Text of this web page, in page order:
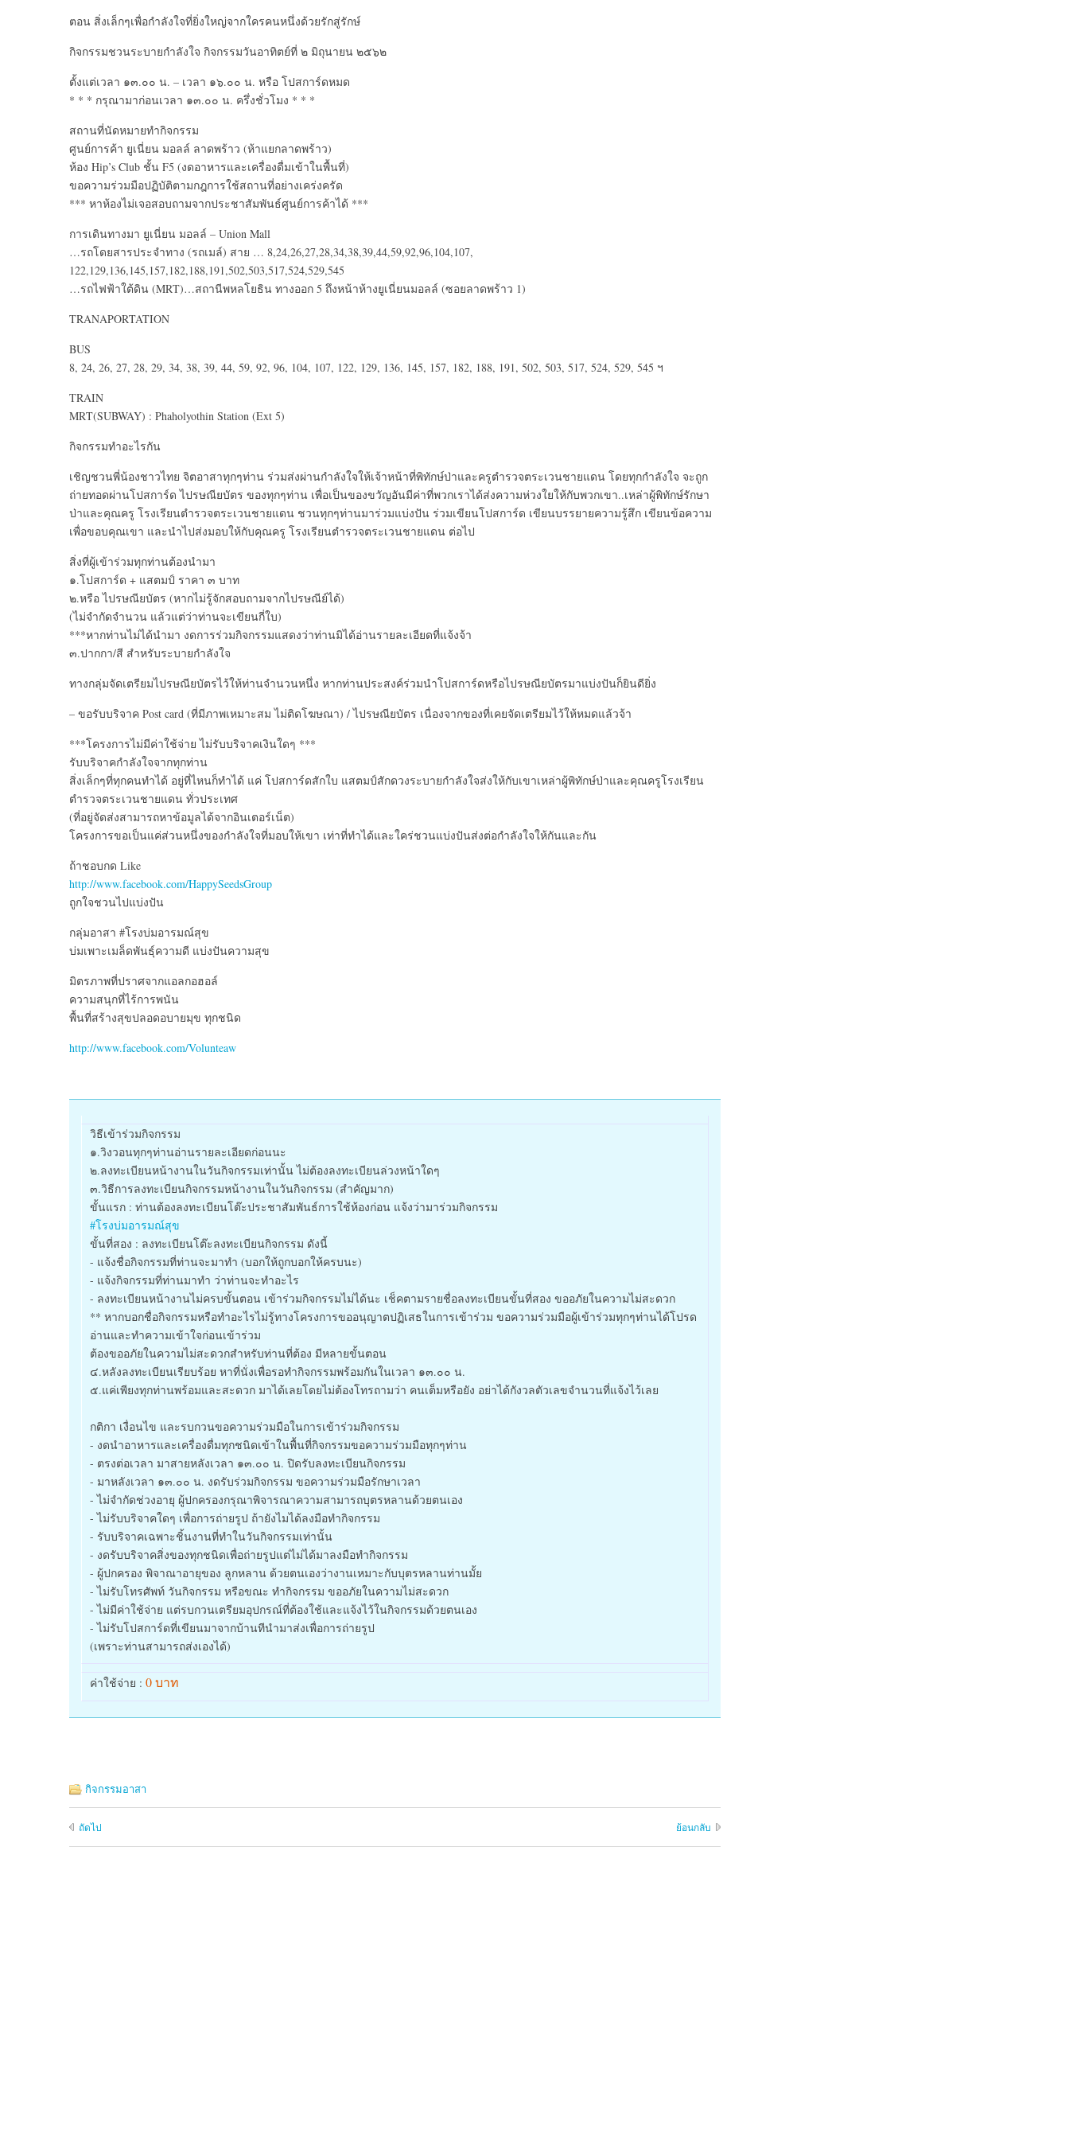
ตอน สิ่งเล็กๆเพื่อกำลังใจที่ยิ่งใหญ่จากใครคนหนึ่งด้วยรักสู่รักษ์
กิจกรรมชวนระบายกำลังใจ กิจกรรมวันอาทิตย์ที่ ๒ มิถุนายน ๒๕๖๒
ตั้งแต่เวลา ๑๓.๐๐ น. – เวลา ๑๖.๐๐ น. หรือ โปสการ์ดหมด
* * * กรุณามาก่อนเวลา ๑๓.๐๐ น. ครึ่งชั่วโมง * * *
สถานที่นัดหมายทำกิจกรรม
ศูนย์การค้า ยูเนี่ยน มอลล์ ลาดพร้าว (ห้าแยกลาดพร้าว)
ห้อง Hip’s Club ชั้น F5 (งดอาหารและเครื่องดื่มเข้าในพื้นที่)
ขอความร่วมมือปฏิบัติตามกฎการใช้สถานที่อย่างเคร่งครัด
*** หาห้องไม่เจอสอบถามจากประชาสัมพันธ์ศูนย์การค้าได้ ***
การเดินทางมา ยูเนี่ยน มอลล์ – Union Mall
…รถโดยสารประจำทาง (รถเมล์) สาย … 8,24,26,27,28,34,38,39,44,59,92,96,104,107,
122,129,136,145,157,182,188,191,502,503,517,524,529,545
…รถไฟฟ้าใต้ดิน (MRT)…สถานีพหลโยธิน ทางออก 5 ถึงหน้าห้างยูเนี่ยนมอลล์ (ซอยลาดพร้าว 1)
TRANAPORTATION
BUS
8, 24, 26, 27, 28, 29, 34, 38, 39, 44, 59, 92, 96, 104, 107, 122, 129, 136, 145, 157, 182, 188, 191, 502, 503, 517, 524, 529, 545 ฯ
TRAIN
MRT(SUBWAY) : Phaholyothin Station (Ext 5)
กิจกรรมทำอะไรกัน
เชิญชวนพี่น้องชาวไทย จิตอาสาทุกๆท่าน ร่วมส่งผ่านกำลังใจให้เจ้าหน้าที่พิทักษ์ป่าและครูตำรวจตระเวนชายแดน โดยทุกกำลังใจ จะถูก
ถ่ายทอดผ่านโปสการ์ด ไปรษณียบัตร ของทุกๆท่าน เพื่อเป็นของขวัญอันมีค่าที่พวกเราได้ส่งความห่วงใยให้กับพวกเขา..เหล่าผู้พิทักษ์รักษา
ป่าและคุณครู โรงเรียนตำรวจตระเวนชายแดน ชวนทุกๆท่านมาร่วมแบ่งปัน ร่วมเขียนโปสการ์ด เขียนบรรยายความรู้สึก เขียนข้อความ
เพื่อขอบคุณเขา และนำไปส่งมอบให้กับคุณครู โรงเรียนตำรวจตระเวนชายแดน ต่อไป
สิ่งที่ผู้เข้าร่วมทุกท่านต้องนำมา
๑.โปสการ์ด + แสตมป์ ราคา ๓ บาท
๒.หรือ ไปรษณียบัตร (หากไม่รู้จักสอบถามจากไปรษณีย์ได้)
(ไม่จำกัดจำนวน แล้วแต่ว่าท่านจะเขียนกี่ใบ)
***หากท่านไม่ได้นำมา งดการร่วมกิจกรรมแสดงว่าท่านมิได้อ่านรายละเอียดที่แจ้งจ้า
๓.ปากกา/สี สำหรับระบายกำลังใจ
ทางกลุ่มจัดเตรียมไปรษณียบัตรไว้ให้ท่านจำนวนหนึ่ง หากท่านประสงค์ร่วมนำโปสการ์ดหรือไปรษณียบัตรมาแบ่งปันก็ยินดียิ่ง
– ขอรับบริจาค Post card (ที่มีภาพเหมาะสม ไม่ติดโฆษณา) / ไปรษณียบัตร เนื่องจากของที่เคยจัดเตรียมไว้ให้หมดแล้วจ้า
***โครงการไม่มีค่าใช้จ่าย ไม่รับบริจาคเงินใดๆ ***
รับบริจาคกำลังใจจากทุกท่าน
สิ่งเล็กๆที่ทุกคนทำได้ อยู่ที่ไหนก็ทำได้ แค่ โปสการ์ดสักใบ แสตมป์สักดวงระบายกำลังใจส่งให้กับเขาเหล่าผู้พิทักษ์ป่าและคุณครูโรงเรียน
ตำรวจตระเวนชายแดน ทั่วประเทศ
(ที่อยู่จัดส่งสามารถหาข้อมูลได้จากอินเตอร์เน็ต)
โครงการขอเป็นแค่ส่วนหนึ่งของกำลังใจที่มอบให้เขา เท่าที่ทำได้และใคร่ชวนแบ่งปันส่งต่อกำลังใจให้กันและกัน
ถ้าชอบกด Like
http://www.facebook.com/HappySeedsGroup
ถูกใจชวนไปแบ่งปัน
กลุ่มอาสา #โรงบ่มอารมณ์สุข
บ่มเพาะเมล็ดพันธุ์ความดี แบ่งปันความสุข
มิตรภาพที่ปราศจากแอลกอฮอล์
ความสนุกที่ไร้การพนัน
พื้นที่สร้างสุขปลอดอบายมุข ทุกชนิด
http://www.facebook.com/Volunteaw
วิธีเข้าร่วมกิจกรรม
๑.วิงวอนทุกๆท่านอ่านรายละเอียดก่อนนะ
๒.ลงทะเบียนหน้างานในวันกิจกรรมเท่านั้น ไม่ต้องลงทะเบียนล่วงหน้าใดๆ
๓.วิธีการลงทะเบียนกิจกรรมหน้างานในวันกิจกรรม (สำคัญมาก)
ขั้นแรก : ท่านต้องลงทะเบียนโต๊ะประชาสัมพันธ์การใช้ห้องก่อน แจ้งว่ามาร่วมกิจกรรม
#โรงบ่มอารมณ์สุข
ขั้นที่สอง : ลงทะเบียนโต๊ะลงทะเบียนกิจกรรม ดังนี้
- แจ้งชื่อกิจกรรมที่ท่านจะมาทำ (บอกให้ถูกบอกให้ครบนะ)
- แจ้งกิจกรรมที่ท่านมาทำ ว่าท่านจะทำอะไร
- ลงทะเบียนหน้างานไม่ครบขั้นตอน เข้าร่วมกิจกรรมไม่ได้นะ เช็คตามรายชื่อลงทะเบียนขั้นที่สอง ขออภัยในความไม่สะดวก
** หากบอกชื่อกิจกรรมหรือทำอะไรไม่รู้ทางโครงการขออนุญาตปฏิเสธในการเข้าร่วม ขอความร่วมมือผู้เข้าร่วมทุกๆท่านได้โปรด
อ่านและทำความเข้าใจก่อนเข้าร่วม
ต้องขออภัยในความไม่สะดวกสำหรับท่านที่ต้อง มีหลายขั้นตอน
๔.หลังลงทะเบียนเรียบร้อย หาที่นั่งเพื่อรอทำกิจกรรมพร้อมกันในเวลา ๑๓.๐๐ น.
๕.แค่เพียงทุกท่านพร้อมและสะดวก มาได้เลยโดยไม่ต้องโทรถามว่า คนเต็มหรือยัง อย่าได้กังวลตัวเลขจำนวนที่แจ้งไว้เลย
กติกา เงื่อนไข และรบกวนขอความร่วมมือในการเข้าร่วมกิจกรรม
- งดนำอาหารและเครื่องดื่มทุกชนิดเข้าในพื้นที่กิจกรรมขอความร่วมมือทุกๆท่าน
- ตรงต่อเวลา มาสายหลังเวลา ๑๓.๐๐ น. ปิดรับลงทะเบียนกิจกรรม
- มาหลังเวลา ๑๓.๐๐ น. งดรับร่วมกิจกรรม ขอความร่วมมือรักษาเวลา
- ไม่จำกัดช่วงอายุ ผู้ปกครองกรุณาพิจารณาความสามารถบุตรหลานด้วยตนเอง
- ไม่รับบริจาคใดๆ เพื่อการถ่ายรูป ถ้ายังไมได้ลงมือทำกิจกรรม
- รับบริจาคเฉพาะชิ้นงานที่ทำในวันกิจกรรมเท่านั้น
- งดรับบริจาคสิ่งของทุกชนิดเพื่อถ่ายรูปแต่ไม่ได้มาลงมือทำกิจกรรม
- ผู้ปกครอง พิจาณาอายุของ ลูกหลาน ด้วยตนเองว่างานเหมาะกับบุตรหลานท่านมั้ย
- ไม่รับโทรศัพท์ วันกิจกรรม หรือขณะ ทำกิจกรรม ขออภัยในความไม่สะดวก
- ไม่มีค่าใช้จ่าย แต่รบกวนเตรียมอุปกรณ์ที่ต้องใช้และแจ้งไว้ในกิจกรรมด้วยตนเอง
- ไม่รับโปสการ์ดที่เขียนมาจากบ้านทีนำมาส่งเพื่อการถ่ายรูป
(เพราะท่านสามารถส่งเองได้)
ค่าใช้จ่าย : 0 บาท
กิจกรรมอาสา
ถัดไป ย้อนกลับ